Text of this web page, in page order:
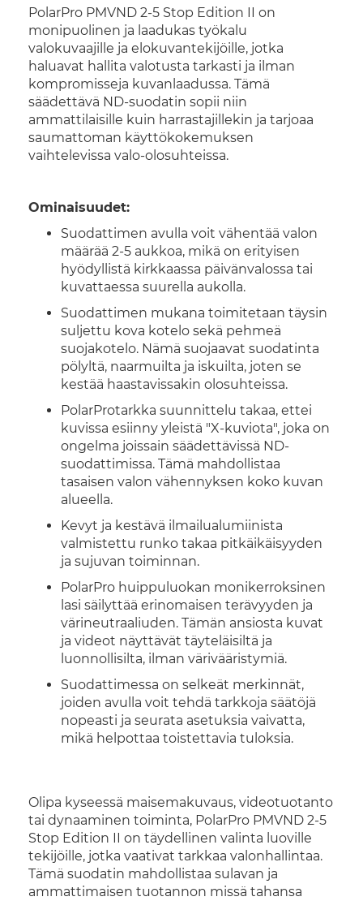
PolarPro PMVND 2-5 Stop Edition II on
monipuolinen ja laadukas työkalu
valokuvaajille ja elokuvantekijöille, jotka
haluavat hallita valotusta tarkasti ja ilman
kompromisseja kuvanlaadussa. Tämä
säädettävä ND-suodatin sopii niin
ammattilaisille kuin harrastajillekin ja tarjoaa
saumattoman käyttökokemuksen
vaihtelevissa valo-olosuhteissa.
Ominaisuudet:
Suodattimen avulla voit vähentää valon
määrää 2-5 aukkoa, mikä on erityisen
hyödyllistä kirkkaassa päivänvalossa tai
kuvattaessa suurella aukolla.
Suodattimen mukana toimitetaan täysin
suljettu kova kotelo sekä pehmeä
suojakotelo. Nämä suojaavat suodatinta
pölyltä, naarmuilta ja iskuilta, joten se
kestää haastavissakin olosuhteissa.
PolarProtarkka suunnittelu takaa, ettei
kuvissa esiinny yleistä "X-kuviota", joka on
ongelma joissain säädettävissä ND-
suodattimissa. Tämä mahdollistaa
tasaisen valon vähennyksen koko kuvan
alueella.
Kevyt ja kestävä ilmailualumiinista
valmistettu runko takaa pitkäikäisyyden
ja sujuvan toiminnan.
PolarPro huippuluokan monikerroksinen
lasi säilyttää erinomaisen terävyyden ja
värineutraaliuden. Tämän ansiosta kuvat
ja videot näyttävät täyteläisiltä ja
luonnollisilta, ilman värivääristymiä.
Suodattimessa on selkeät merkinnät,
joiden avulla voit tehdä tarkkoja säätöjä
nopeasti ja seurata asetuksia vaivatta,
mikä helpottaa toistettavia tuloksia.
Olipa kyseessä maisemakuvaus, videotuotanto
tai dynaaminen toiminta, PolarPro PMVND 2-5
Stop Edition II on täydellinen valinta luoville
tekijöille, jotka vaativat tarkkaa valonhallintaa.
Tämä suodatin mahdollistaa sulavan ja
ammattimaisen tuotannon missä tahansa